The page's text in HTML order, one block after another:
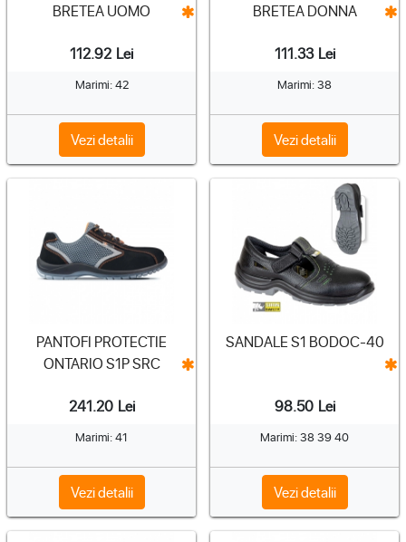
BRETEA UOMO
112.92 Lei
Marimi: 42
Vezi detalii
BRETEA DONNA
111.33 Lei
Marimi: 38
Vezi detalii
PANTOFI PROTECTIE
ONTARIO S1P SRC
241.20 Lei
Marimi: 41
Vezi detalii
SANDALE S1 BODOC-40
98.50 Lei
Marimi: 38 39 40
Vezi detalii